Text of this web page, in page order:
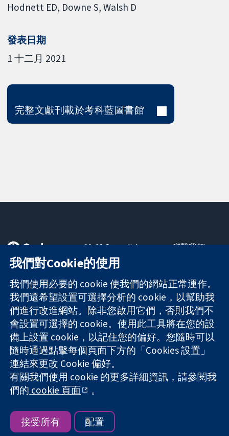
Hodnett ED Downe S Walsh D
發表日期
1 十二月 2021
完整文獻刊載於考科藍圖書館
可信任實證
知情決定
更完善的健康照
護
11-13 Cavendish
Square
London
W1G 0AN
United Kingdom
聯繫我們
關於我們
工作機會
Cochrane
Library
The Cochrane Collaboration is a charity (no. 1045921) and a
company limited by guarantee (no. 03044323) registered in
England & Wales. VAT registration number GB 718 2127 49.
版權所有 © 2026 The Cochrane Collaboration
網站條款與條件|免責聲明|隱私權
我們對Cookie的使用
我們使用必要的 cookie 使我們的網站正常運作。
我們還希望設置可選擇分析的 cookie，以幫助我
們進行改進網站。除非您啟用它們，否則我們不
會設置可選擇的 cookie。使用此工具將在您的設
備上設置 cookie，以記住您的偏好。您隨時可以
隨時通過點擊每個頁面下方的「Cookies 設置」
連結來更改 Cookie 偏好。
有關我們使用 cookie 的更多詳細資訊，請參閱我
們的 cookie 頁面 。
接受所有 配置